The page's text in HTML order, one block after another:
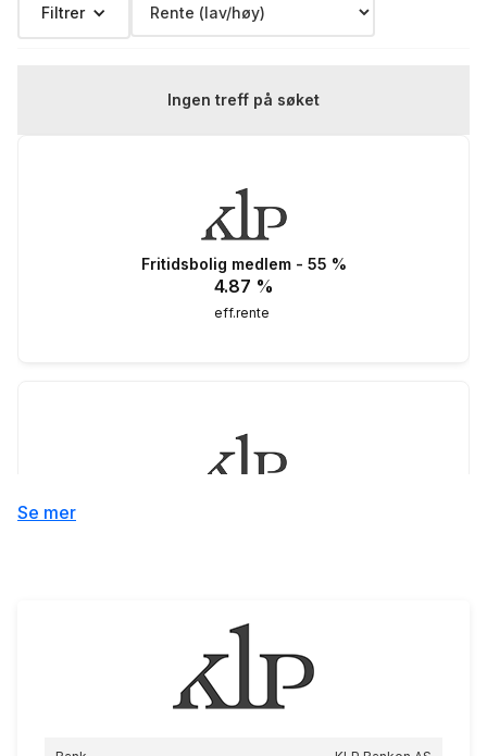
Filtrer
Ingen treff på søket
Fritidsbolig medlem - 55 %
4.87 %
eff.rente
Se mer